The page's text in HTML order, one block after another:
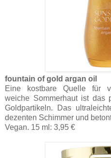
fountain of gold argan oil
Eine kostbare Quelle für
weiche Sommerhaut ist das
Goldpartikeln. Das
dezenten Schimmer und
Vegan. 15 ml: 3,95 €